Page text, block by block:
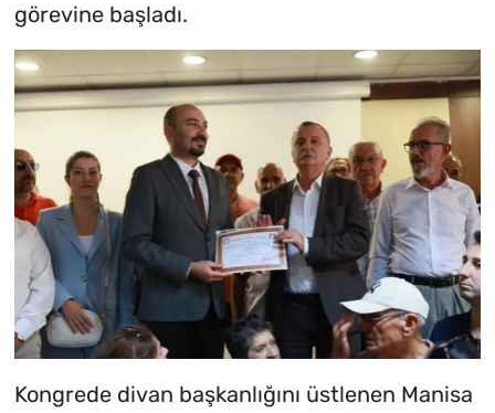
görevine başladı.
Kongrede divan başkanlığını üstlenen Manisa